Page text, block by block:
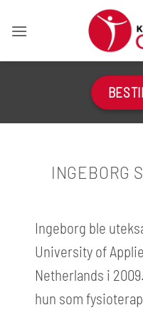
INGEBORG
Ingeborg ble
University of
Netherlands i
hun som